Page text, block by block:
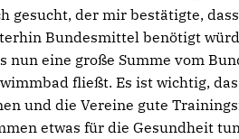
gesucht, der mir bestätigte,
Bundesmittel benötigt
nun eine große Summe vom
fließt. Es ist wichtig,
und die Vereine gute
etwas für die Gesundheit